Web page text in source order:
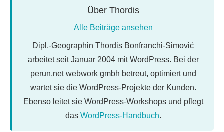
Über Thordis
Alle Beiträge ansehen
Dipl.-Geographin Thordis Bonfranchi-Simović
arbeitet seit Januar 2004 mit WordPress. Bei der
perun.net webwork gmbh betreut, optimiert und
wartet sie die WordPress-Projekte der Kunden.
Ebenso leitet sie WordPress-Workshops und pflegt
das WordPress-Handbuch.